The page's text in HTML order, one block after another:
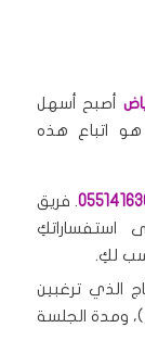
أصبح أسهل
اتباع هذه
. فريق
استفساراتكِ
لكِ.
الذي ترغبين
ومدة الجلسة